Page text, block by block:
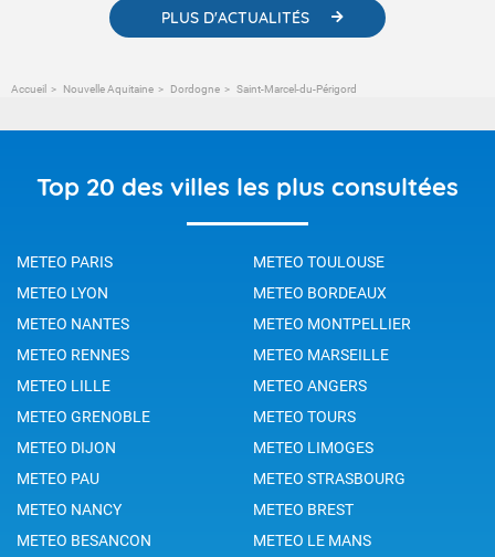
PLUS D'ACTUALITÉS
Accueil Nouvelle Aquitaine Dordogne Saint-Marcel-du-Périgord
Top 20 des villes les plus consultées
METEO PARIS
METEO TOULOUSE
METEO LYON
METEO BORDEAUX
METEO NANTES
METEO MONTPELLIER
METEO RENNES
METEO MARSEILLE
METEO LILLE
METEO ANGERS
METEO GRENOBLE
METEO TOURS
METEO DIJON
METEO LIMOGES
METEO PAU
METEO STRASBOURG
METEO NANCY
METEO BREST
METEO BESANCON
METEO LE MANS